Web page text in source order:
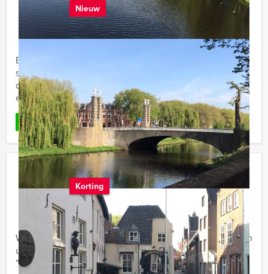
Nieuw
Vanaf€ 24,50 p.p. excl. BTW
Vanaf 12 personen ‐ 3 uur
Bent u op zoek naar het ideale spelprogramma om de
strijd aan te gaan met uw vrienden of collega’s? Boek
dan nu ‘Expeditie Robinson City Game in Den Bosch’! In
een ...
LEES MEER Favoriet
Wie is de Rat in Den Bosch
Korting
Vanaf€ 22,50 p.p. excl. BTW
Vanaf 12 personen ‐ 3 uur en 30 minuten
We bouwen van uw gezelschap een hecht team en laten
u in Den Bosch allerlei fantastische opdrachten doen in
'Wie is de Rat?'